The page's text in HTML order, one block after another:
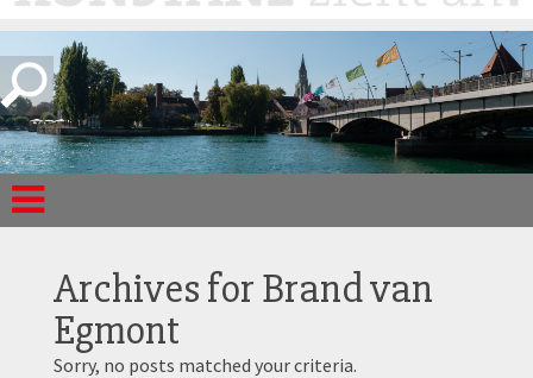
Archives forBrand van
Egmont
Sorry, no posts matched your criteria.